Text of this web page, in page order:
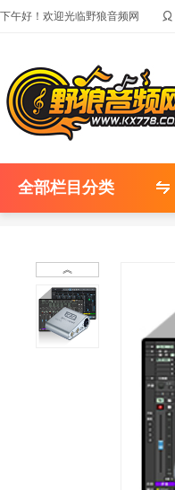
下午好！欢迎光临野狼音频网 
全部栏目分类
︽